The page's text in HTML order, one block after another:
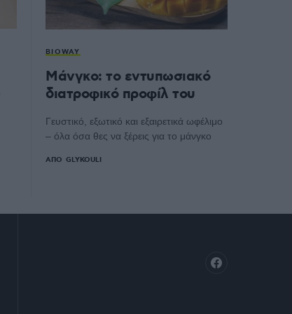
BIOWAY
Μάνγκο: το εντυπωσιακό
διατροφικό προφίλ του
Γευστικό, εξωτικό και εξαιρετικά ωφέλιμο
– όλα όσα θες να ξέρεις για το μάνγκο
ΑΠΌ GLYKOULI